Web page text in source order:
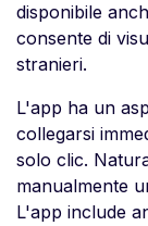
disponibile
consente di
stranieri.
L'app ha un
collegarsi
solo clic.
manualmente
L'app include